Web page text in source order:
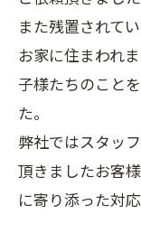
また残置されて
お家に住まわれ
子様たちのこと
た。
弊社ではスタッ
頂きましたお客
に寄り添った対